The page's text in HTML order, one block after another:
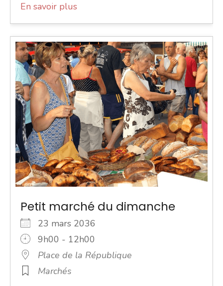
En savoir plus
Petit marché du dimanche
23 mars 2036
9h00 - 12h00
Place de la République
Marchés